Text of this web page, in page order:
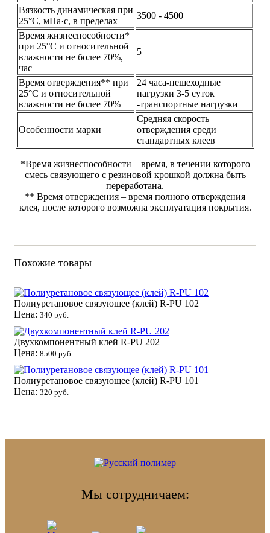
Вязкость динамическая при
25°С, мПа·с, в пределах
3500 - 4500
Время жизнеспособности*
при 25°С и относительной
влажности не более 70%,
час
5
Время отверждения** при
25°С и относительной
влажности не более 70%
24 часа-пешеходные
нагрузки 3-5 суток
-транспортные нагрузки
Особенности марки
Средняя скорость
отверждения среди
стандартных клеев
*Время жизнеспособности – время, в течении которого
смесь связующего с резиновой крошкой должна быть
переработана.
** Время отверждения – время полного отверждения
клея, после которого возможна эксплуатация покрытия.
Похожие товары
Полиуретановое связующее (клей) R-PU 102
Цена: 340 руб.
Двухкомпонентный клей R-PU 202
Цена: 8500 руб.
Полиуретановое связующее (клей) R-PU 101
Цена: 320 руб.
Мы сотрудничаем: